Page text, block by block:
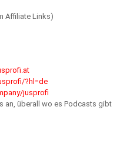
Affiliate Links)
?hl=de
jusprofi
an, überall wo es Podcasts gibt